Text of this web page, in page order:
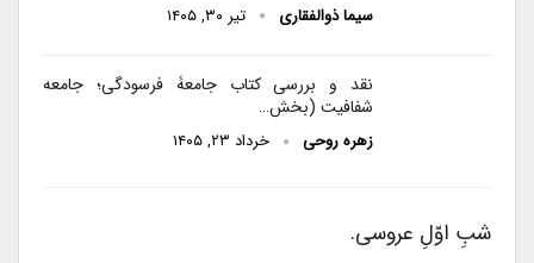
سیما ذوالفقاری تیر ۳۰, ۱۴۰۵
نقد و بررسی کتاب جامعۀ فرسودگی؛ جامعه
شفافیت (بخش…
زهره روحی خرداد ۲۳, ۱۴۰۵
شبِ اوّلِ عروسی.